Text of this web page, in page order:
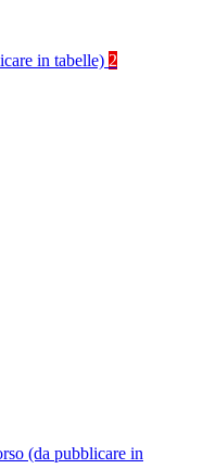
in tabelle) 2
(da pubblicare in